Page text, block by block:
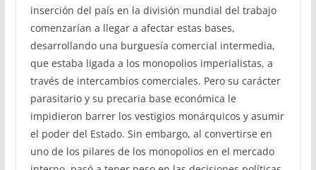
inserción del país en la división mundial del trabajo
comenzarían a llegar a afectar estas bases,
desarrollando una burguesía comercial intermedia,
que estaba ligada a los monopolios imperialistas, a
través de intercambios comerciales. Pero su carácter
parasitario y su precaria base económica le
impidieron barrer los vestigios monárquicos y asumir
el poder del Estado. Sin embargo, al convertirse en
uno de los pilares de los monopolios en el mercado